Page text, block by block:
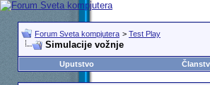
Forum Sveta kompjutera > Test Play
Simulacije vožnje
Uputstvo